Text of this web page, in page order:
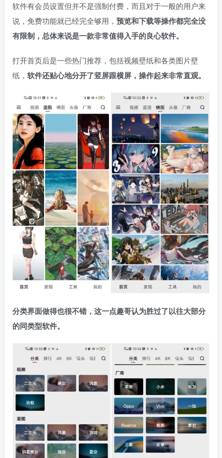
软件有会员设置但并不是强制付费，而且对于一般的用户来
说，免费功能就已经完全够用， 预览和下载等操作都完全没
有限制，总体来说是一款非常值得入手的良心软件。
打开首页后是一些热门推荐，包括视频壁纸和各类图片壁
纸， 软件还贴心地分开了竖屏跟横屏，操作起来非常直观。
分类界面做得也很不错，这一点趣哥认为胜过了以往大部分
的同类型软件。